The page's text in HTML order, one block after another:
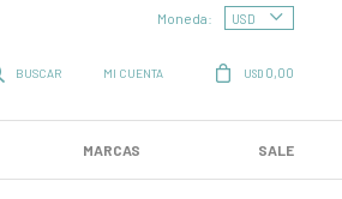
MARCAS SALE
USD 0,00
Moneda: